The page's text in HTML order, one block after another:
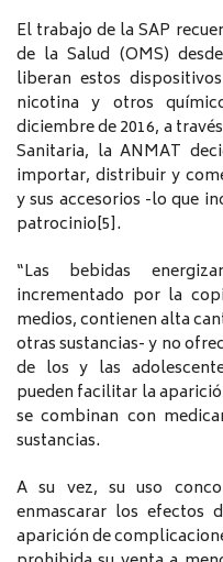
El trabajo de la SAP
de la Salud (OMS)
liberan estos
nicotina y otros
diciembre de 2016, a
Sanitaria, la ANMAT
importar, distribuir y
y sus accesorios -lo que
patrocinio[5].
“Las bebidas
incrementado por la
medios, contienen alta
otras sustancias- y no
de los y las
pueden facilitar la
se combinan con
sustancias.
A su vez, su uso
enmascarar los efectos
aparición de